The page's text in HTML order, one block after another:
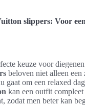
slippers: Voor
keuze voor
beloven niet alleen een
gaat om een relaxed
kan een outfit
zodat men beter kan